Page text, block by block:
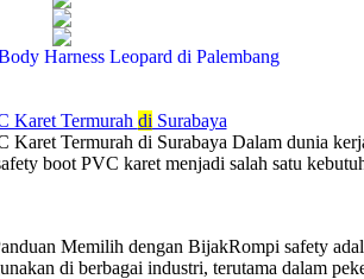
Harness Leopard di Palembang
Karet Termurah di Surabaya
Karet Termurah di Surabaya Dalam dunia
boot PVC karet menjadi salah satu
Memilih dengan BijakRompi safety
di berbagai industri, terutama dalam